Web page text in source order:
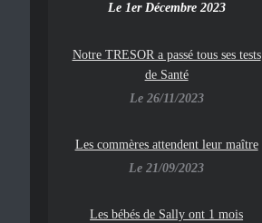
Le 1er Décembre 2023
Notre TRESOR a passé tous ses tests
de Santé
Le 26/11/2023
Les commères attendent leur maître
Le 21/09/2023
Les bébés de Sally ont 1 mois